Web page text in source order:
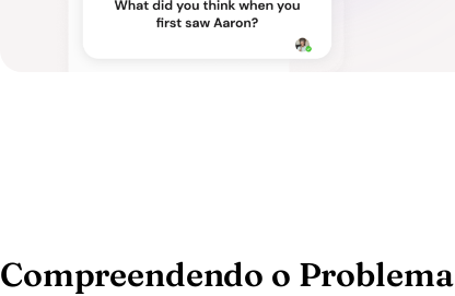
Compreendendo o Problema